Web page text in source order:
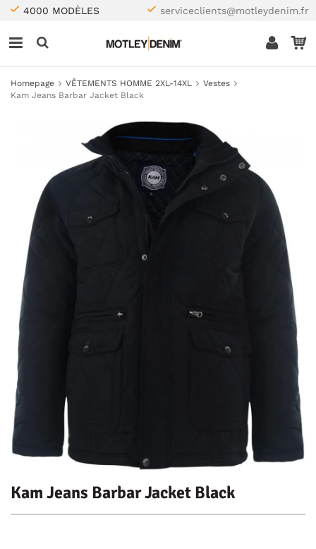
4000 MODÈLES serviceclients@motleydenim.fr
Homepage VÊTEMENTS HOMME 2XL-14XL
Vestes
Kam Jeans Barbar Jacket Black
Kam Jeans Barbar Jacket Black